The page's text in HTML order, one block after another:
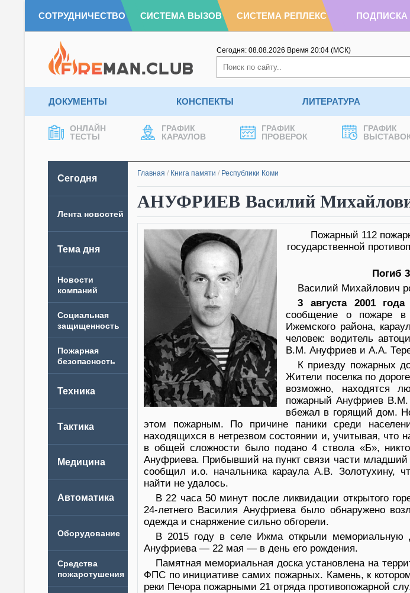
СОТРУДНИЧЕСТВО СИСТЕМА ВЫЗОВ СИСТЕМА РЕПЛЕКС ПОДПИСКА
Сегодня: 08.08.2026 Время 20:04 (МСК)
ДОКУМЕНТЫ КОНСПЕКТЫ ЛИТЕРАТУРА
ОНЛАЙН
ТЕСТЫ
ГРАФИК
КАРАУЛОВ
ГРАФИК
ПРОВЕРОК
ГРАФИК
Сегодня
Лента новостей
Тема дня
Новости
компаний
Главная / Книга памяти / Республики Коми
АНУФРИЕВ Василий
Пожарный 112
государственной
Погиб
Василий Михайлович
3 августа 2001 года
сообщение о пожаре
Ижемского района,
человек: водитель
В.М. Ануфриев и А.А.
К приезду пожарных
Жители поселка по
возможно, находятся
пожарный Ануфриев В.М.
вбежал в горящий дом.
этом пожарным. По причине паники среди
находящихся в нетрезвом состоянии и, учитывая, что
в общей сложности было подано 4 ствола «Б»,
Ануфриева. Прибывший на пункт связи части младший
сообщил и.о. начальника караула А.В. Золотухину,
найти не удалось.
В 22 часа 50 минут после ликвидации открытого
24-летнего Василия Ануфриева было обнаружено
одежда и снаряжение сильно обгорели.
В 2015 году в селе Ижма открыли мемориальную
Ануфриева — 22 мая — в день его рождения.
Памятная мемориальная доска установлена на
ФПС по инициативе самих пожарных. Камень, к
реки Печора пожарными 21 отряда противопожарной